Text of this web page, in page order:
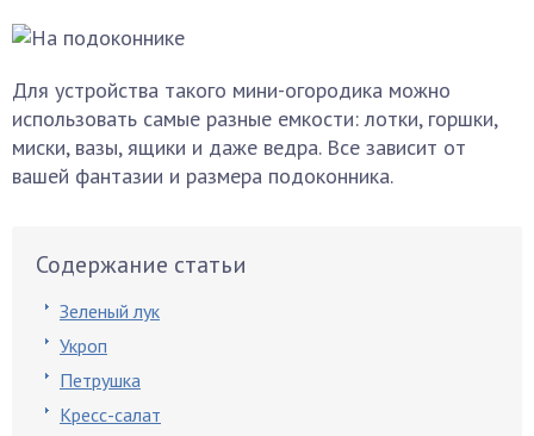
Для устройства такого мини-огородика можно
использовать самые разные емкости: лотки, горшки,
миски, вазы, ящики и даже ведра. Все зависит от
вашей фантазии и размера подоконника.
Содержание статьи
Зеленый лук
Укроп
Петрушка
Кресс-салат